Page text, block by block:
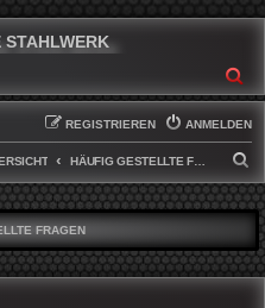
STAHLWERK
ANMELDEN
REGISTRIEREN
HÄUFIG GESTELLTE FRAGEN
U
C
H
E
FRAGEN